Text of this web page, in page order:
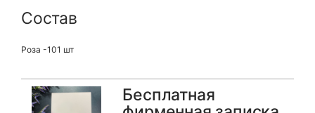
Состав
Роза -101 шт
Бесплатная